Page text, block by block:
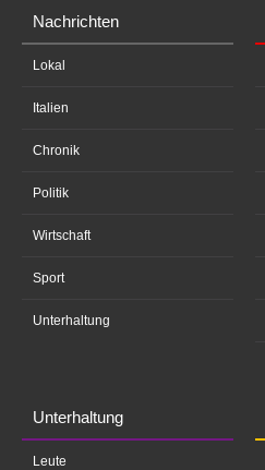
Nachrichten
Lokal
Italien
Chronik
Politik
Wirtschaft
Sport
Unterhaltung
Unterhaltung
Leute